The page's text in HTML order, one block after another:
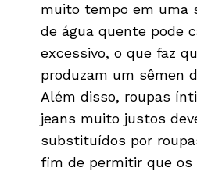
muito tempo em uma
de água quente pode
excessivo, o que faz
produzam um sêmen
Além disso, roupas
jeans muito justos
substituídos por
fim de permitir que